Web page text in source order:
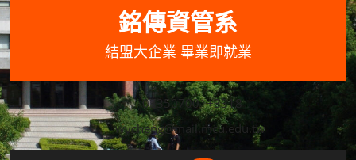
Skip
to
content
銘傳資管系
結盟大企業 畢業即就業
033507001+3318
wycheng@mail.mcu.edu.tw